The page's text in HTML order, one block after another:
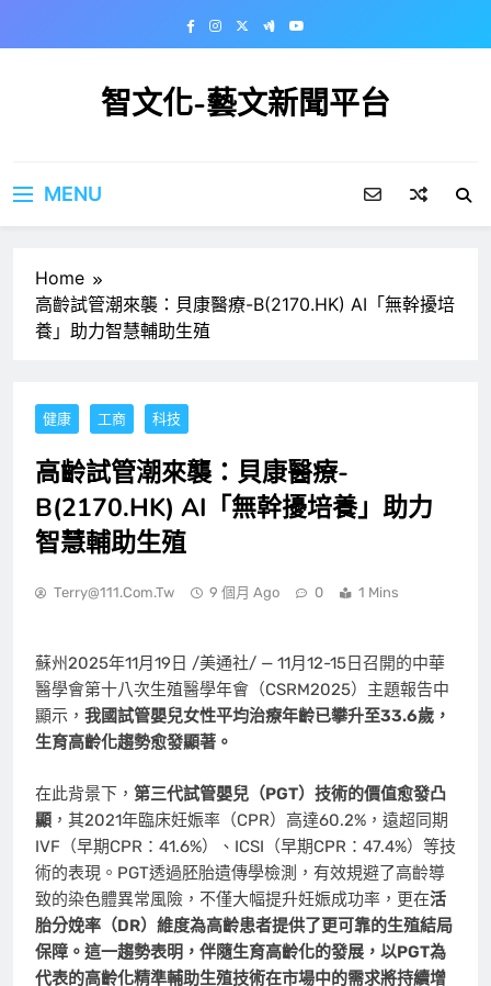
智文化-藝文新聞平台
MENU
Home
高齡試管潮來襲：貝康醫療-B(2170.HK) AI「無幹擾培
養」助力智慧輔助生殖
健康 工商 科技
高齡試管潮來襲：貝康醫療-
B(2170.HK) AI「無幹擾培養」助力
智慧輔助生殖
Terry@111.com.tw 9 個月 Ago 0 1 Mins
蘇州2025年11月19日 /美通社/ — 11月12-15日召開的中華
醫學會第十八次生殖醫學年會（CSRM2025）主題報告中
顯示， 我國試管嬰兒女性平均治療年齡已攀升至33.6歲，
生育高齡化趨勢愈發顯著。
在此背景下， 第三代試管嬰兒（PGT）技術的價值愈發凸
顯 ，其2021年臨床妊娠率（CPR）高達60.2%，遠超同期
IVF（早期CPR：41.6%）、ICSI（早期CPR：47.4%）等技
術的表現。PGT透過胚胎遺傳學檢測，有效規避了高齡導
致的染色體異常風險，不僅大幅提升妊娠成功率，更在活
胎分娩率（DR）維度為高齡患者提供了更可靠的生殖結局
保障。這一趨勢表明，伴隨生育高齡化的發展，以PGT為
代表的高齡化精準輔助生殖技術在市場中的需求將持續增